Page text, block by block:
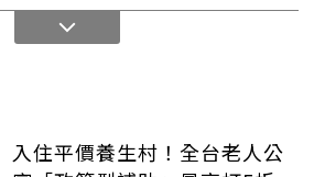
入住平價養生村！全台老人公